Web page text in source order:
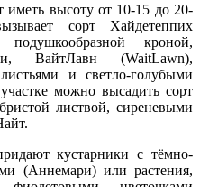
иметь высоту от 10-15 до 20-
сорт Хайдетеппих
кроной,
ВайтЛавн (WaitLawn),
и светло-голубыми
можно высадить сорт
листвой, сиреневыми
кустарники с тёмно-
(Аннемари) или растения,